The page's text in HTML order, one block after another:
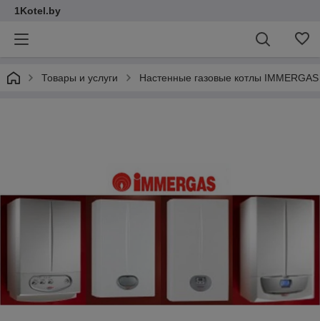
1Kotel.by
Товары и услуги Настенные газовые котлы IMMERGAS